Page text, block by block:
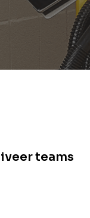
teams